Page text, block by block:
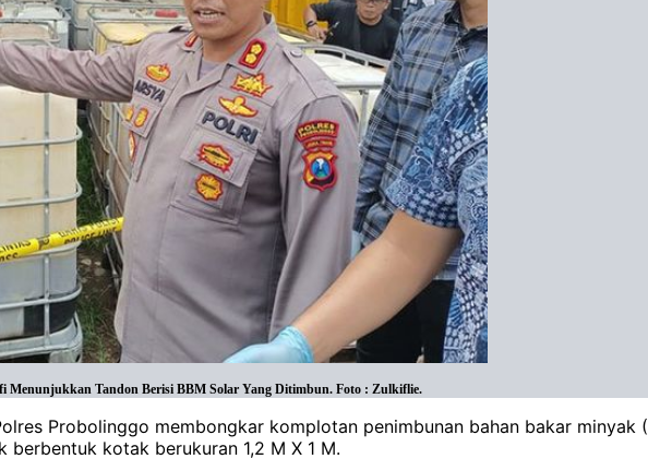
Menunjukkan Tandon Berisi BBM Solar Yang Ditimbun. Foto : Zulkiflie.
Probolinggo membongkar komplotan penimbunan bahan bakar minyak (
kotak berukuran 1,2 M X 1 M.